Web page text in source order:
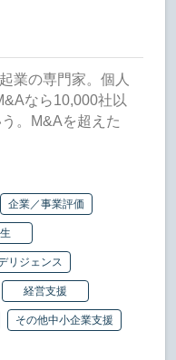
業の専門家。個人
なら10,000社以
。M&Aを超えた
企業／事業評価
リジェンス
経営支援
その他中小企業支援